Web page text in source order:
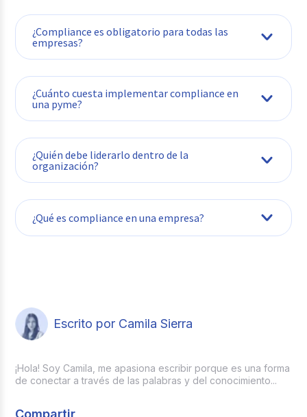
¿Compliance es obligatorio para todas las
empresas?
¿Cuánto cuesta implementar compliance en
una pyme?
¿Quién debe liderarlo dentro de la
organización?
¿Qué es compliance en una empresa?
Escrito por Camila Sierra
¡Hola! Soy Camila, me apasiona escribir porque es una forma
de conectar a través de las palabras y del conocimiento...
Compartir